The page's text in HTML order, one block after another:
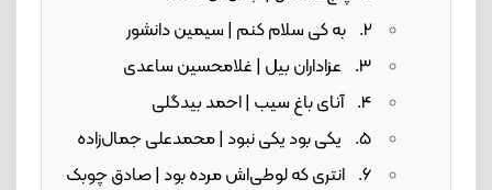
2. به کی سلام کنم | سیمین دانشور
3. عزاداران بیل | غلامحسین ساعدی
4. آنای باغ سیب | احمد بیدگلی
5. یکی بود یکی نبود | محمدعلی جمال‌زاده
6. انتری که لوطی‌اش مرده بود | صادق چوبک